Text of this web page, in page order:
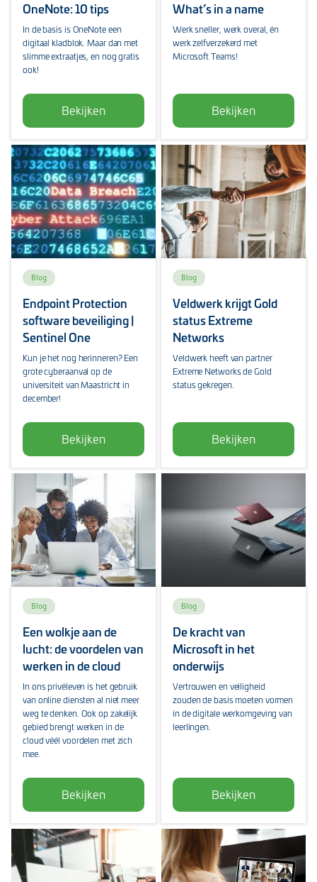
OneNote: 10 tips
In de basis is OneNote een
digitaal kladblok. Maar dan met
slimme extraatjes, en nog gratis
ook!
Bekijken
What’s in a name
Werk sneller, werk overal, én
werk zelfverzekerd met
Microsoft Teams!
Bekijken
Blog
Endpoint Protection
software beveiliging |
Sentinel One
Kun je het nog herinneren? Een
grote cyberaanval op de
universiteit van Maastricht in
december!
Bekijken
Blog
Veldwerk krijgt Gold
status Extreme
Networks
Veldwerk heeft van partner
Extreme Networks de Gold
status gekregen.
Bekijken
Blog
Een wolkje aan de
lucht: de voordelen van
werken in de cloud
In ons privéleven is het gebruik
van online diensten al niet meer
weg te denken. Ook op zakelijk
gebied brengt werken in de
cloud véél voordelen met zich
mee.
Bekijken
Blog
De kracht van
Microsoft in het
onderwijs
Vertrouwen en veiligheid
zouden de basis moeten vormen
in de digitale werkomgeving van
leerlingen.
Bekijken